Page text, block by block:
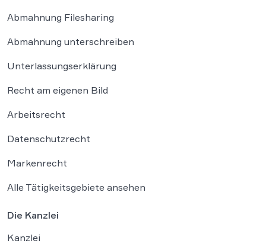
Abmahnung Filesharing
Abmahnung unterschreiben
Unterlassungserklärung
Recht am eigenen Bild
Arbeitsrecht
Datenschutzrecht
Markenrecht
Alle Tätigkeitsgebiete ansehen
Die Kanzlei
Kanzlei